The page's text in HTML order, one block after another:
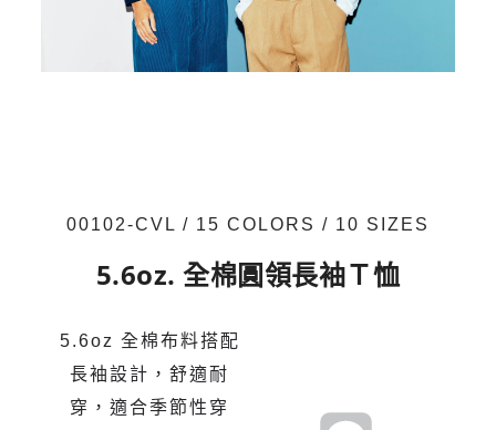
00102-CVL / 15 COLORS / 10 SIZES
5.6oz. 全棉圓領長袖Ｔ恤
5.6oz 全棉布料搭配
長袖設計，舒適耐
穿，適合季節性穿